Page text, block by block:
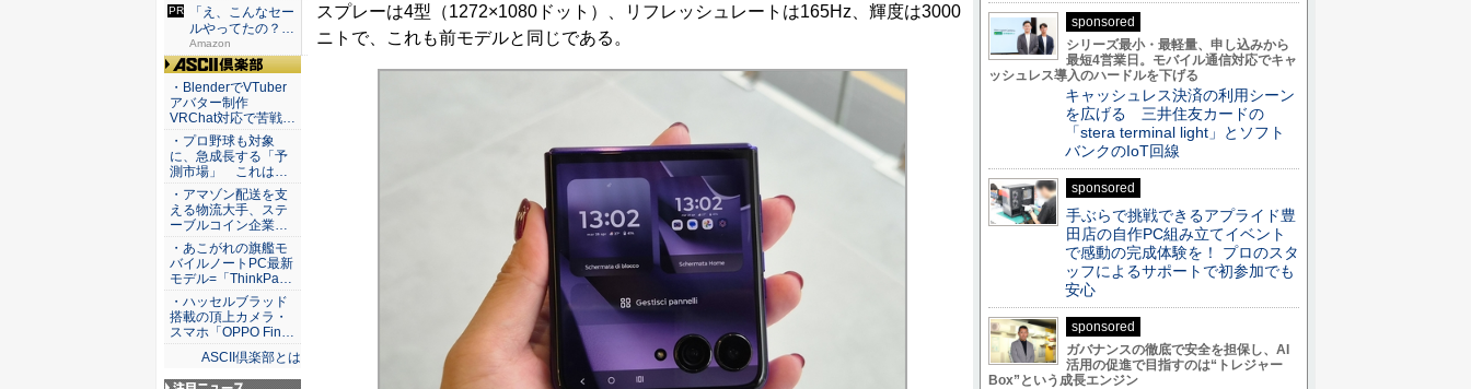
スプレーは4型（1272×1080ドット）、リフレッシュレートは165Hz、輝度は3000
ニトで、これも前モデルと同じである。
「え、こんなセー
ルやってたの？」
80％O...
Amazon
ASCII倶楽部
・BlenderでVTuber
アバター制作
VRChat対応で苦戦…
・プロ野球も対象
に、急成長する「予
測市場」 これは…
・アマゾン配送を支
える物流大手、ステ
ーブルコイン企業…
・あこがれの旗艦モ
バイルノートPC最新
モデル=「ThinkPa…
・ハッセルブラッド
搭載の頂上カメラ・
スマホ「OPPO Fin…
ASCII倶楽部とは
sponsored
シリーズ最小・最軽量、申し込みから
最短4営業日。モバイル通信対応でキャ
ッシュレス導入のハードルを下げる
キャッシュレス決済の利用シーン
を広げる 三井住友カードの
「stera terminal light」とソフト
バンクのIoT回線
sponsored
手ぶらで挑戦できるアプライド豊
田店の自作PC組み立てイベント
で感動の完成体験を！ プロのスタ
ッフによるサポートで初参加でも
安心
sponsored
ガバナンスの徹底で安全を担保し、AI
活用の促進で目指すのは“トレジャー
Box”という成長エンジン